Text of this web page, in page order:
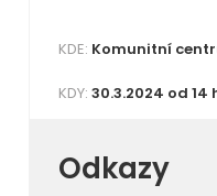
KDE: Komunitní
KDY: 30.3.2024 od 14
Odkazy